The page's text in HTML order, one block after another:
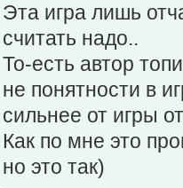
Эта игра лишь
считать надо..
То-есть автор
не понятности в
сильнее от игры
Как по мне это
но это так)